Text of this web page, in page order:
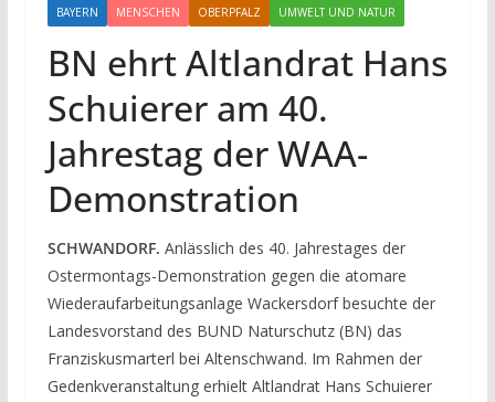
BAYERN MENSCHEN OBERPFALZ UMWELT UND NATUR
BN ehrt Altlandrat Hans
Schuierer am 40.
Jahrestag der WAA-
Demonstration
SCHWANDORF. Anlässlich des 40. Jahrestages der
Ostermontags-Demonstration gegen die atomare
Wiederaufarbeitungsanlage Wackersdorf besuchte der
Landesvorstand des BUND Naturschutz (BN) das
Franziskusmarterl bei Altenschwand. Im Rahmen der
Gedenkveranstaltung erhielt Altlandrat Hans Schuierer